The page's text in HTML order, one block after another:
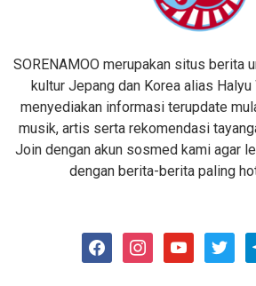
SORENAMOO merupakan situs berita
kultur Jepang dan Korea alias
menyediakan informasi terupdate
musik, artis serta rekomendasi
Join dengan akun sosmed kami agar
dengan berita-berita paling
facebookinstagramyoutubetwitter